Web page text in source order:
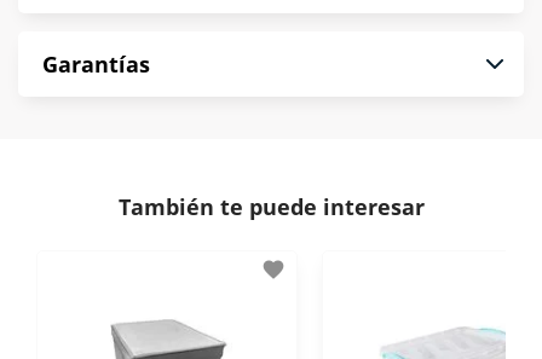
*Sujeto a aprobación de crédito conforme a
norma de Muebles América.
compra es segura de principio a fin.
- Certificados de seguridad SSL y Encriptación 3D.
disposiciones legales y Códigos de Ética de la
- Nos encontramos en la lista de socios Activos de
la Asociación de Internet.MX.
Garantías
También te puede interesar
favorite